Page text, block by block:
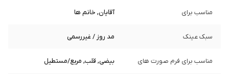
مناسب برای آقایان, خانم ها
سبک عینک مد روز / غیررسمی
مناسب برای فرم صورت های بیضی, قلب, مربع/مستطیل